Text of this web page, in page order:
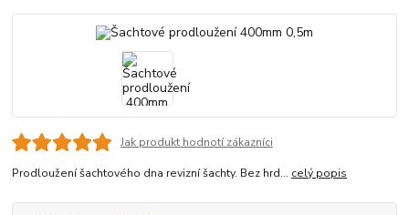
Jak produkt hodnotí zákazníci
Prodloužení šachtového dna revizní šachty. Bez hrd... celý popis